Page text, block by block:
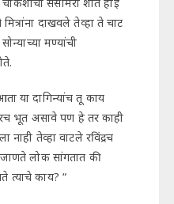
दाखवले तेव्हा ते चाट
मण्यांची
या दागिन्यांच तू काय
भूत असावे पण हे तर काही
तेव्हा वाटले रविंद्रच
लोक सांगतात की
त्याचे काय? “